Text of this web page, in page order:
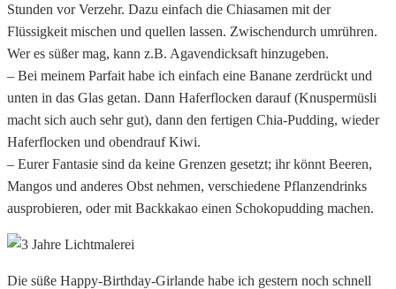
Stunden vor Verzehr. Dazu einfach die Chiasamen mit der
Flüssigkeit mischen und quellen lassen. Zwischendurch umrühren.
Wer es süßer mag, kann z.B. Agavendicksaft hinzugeben.
– Bei meinem Parfait habe ich einfach eine Banane zerdrückt und
unten in das Glas getan. Dann Haferflocken darauf (Knuspermüsli
macht sich auch sehr gut), dann den fertigen Chia-Pudding, wieder
Haferflocken und obendrauf Kiwi.
– Eurer Fantasie sind da keine Grenzen gesetzt; ihr könnt Beeren,
Mangos und anderes Obst nehmen, verschiedene Pflanzendrinks
ausprobieren, oder mit Backkakao einen Schokopudding machen.
Die süße Happy-Birthday-Girlande habe ich gestern noch schnell